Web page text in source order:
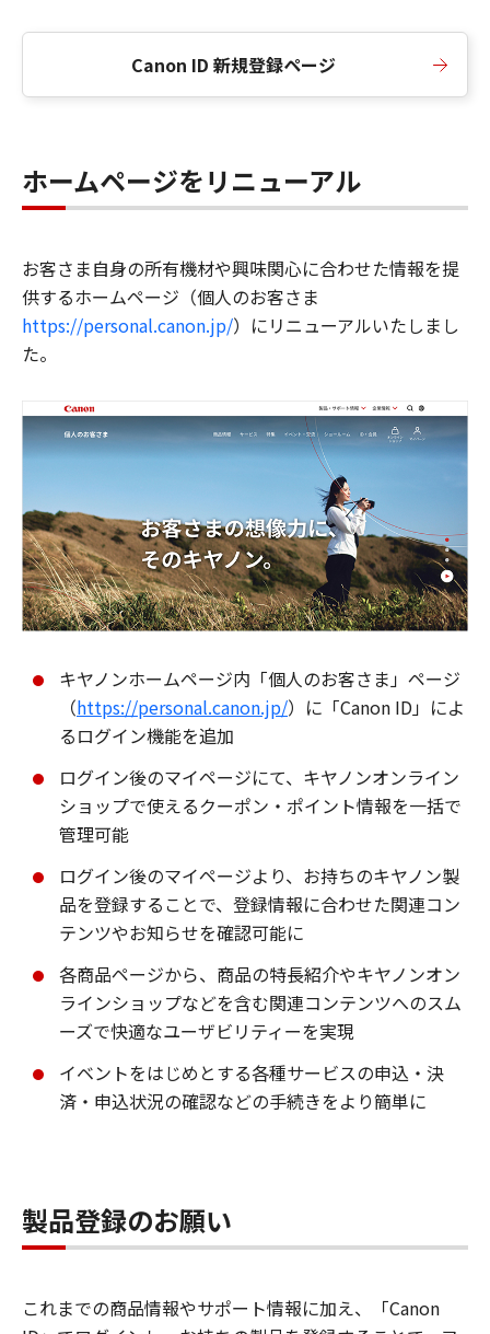
Canon ID 新規登録ページ
ホームページをリニューアル
お客さま自身の所有機材や興味関心に合わせた情報を提
供するホームページ（個人のお客さま
https://personal.canon.jp/）にリニューアルいたしまし
た。
キヤノンホームページ内「個人のお客さま」ページ
（https://personal.canon.jp/）に「Canon ID」によ
るログイン機能を追加
ログイン後のマイページにて、キヤノンオンライン
ショップで使えるクーポン・ポイント情報を一括で
管理可能
ログイン後のマイページより、お持ちのキヤノン製
品を登録することで、登録情報に合わせた関連コン
テンツやお知らせを確認可能に
各商品ページから、商品の特長紹介やキヤノンオン
ラインショップなどを含む関連コンテンツへのスム
ーズで快適なユーザビリティーを実現
イベントをはじめとする各種サービスの申込・決
済・申込状況の確認などの手続きをより簡単に
製品登録のお願い
これまでの商品情報やサポート情報に加え、「Canon